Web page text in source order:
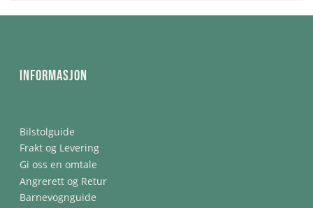
Informasjon
Bilstolguide
Frakt og Levering
Gi oss en omtale
Angrerett og Retur
Barnevognguide